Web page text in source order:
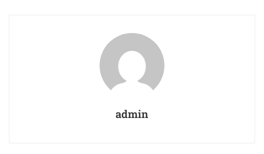
admin